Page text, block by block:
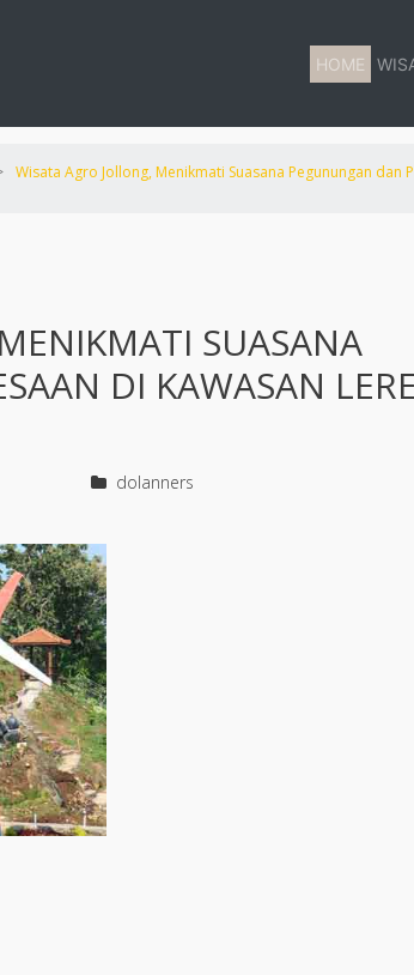
HOME
Wisata Agro Jollong, Menikmati Suasana Pegunungan dan
SUASANA
DI KAWASAN
dolanners